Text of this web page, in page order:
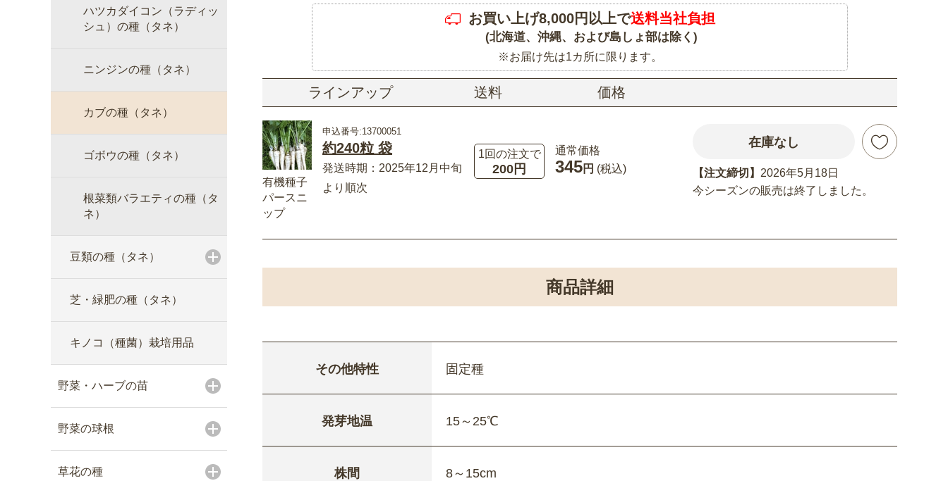
ハツカダイコン（ラディッ
シュ）の種（タネ）
ニンジンの種（タネ）
カブの種（タネ）
ゴボウの種（タネ）
根菜類バラエティの種（タ
ネ）
豆類の種（タネ）
芝・緑肥の種（タネ）
キノコ（種菌）栽培用品
野菜・ハーブの苗
野菜の球根
草花の種
お買い上げ8,000円以上で送料当社負担
(北海道、沖縄、および島しょ部は除く)
※お届け先は1カ所に限ります。
ラインアップ 送料 価格
有機種子
パースニ
ップ
申込番号:13700051
約240粒 袋
発送時期：2025年12月中旬
より順次
1回の注文で
200円
通常価格
345円 (税込)
在庫なし
【注文締切】 2026年5月18日
今シーズンの販売は終了しました。
商品詳細
その他特性 固定種
発芽地温 15～25℃
株間 8～15cm